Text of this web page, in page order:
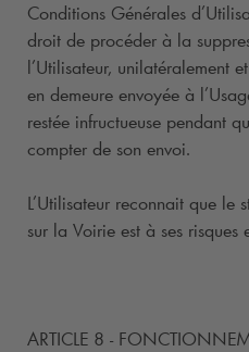
Conditions Générales
droit de procéder à la
l’Utilisateur, unilatéralement
en demeure envoyée à
restée infructueuse pendant
compter de son envoi.
L’Utilisateur reconnait que le
sur la Voirie est à ses risques
ARTICLE 8 -